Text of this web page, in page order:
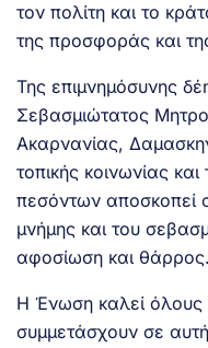
τον πολίτη και το
της προσφοράς και
Της επιμνημόσυνης
Σεβασμιώτατος
Ακαρνανίας,
τοπικής κοινωνίας
πεσόντων αποσκοπεί
μνήμης και του
αφοσίωση και θάρρος.
Η Ένωση καλεί όλους
συμμετάσχουν σε